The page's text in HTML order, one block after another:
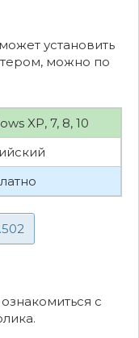
установить
можно по
XP, 7, 8, 10
с